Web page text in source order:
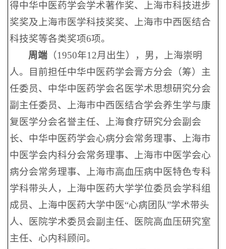
得中华中医药学会学术著作奖、上海市科技进步
奖奖及上海市医学科技奖奖、上海市中西医结合
科技奖等各类奖项6项。
周端 （1950年12月出生），男，上海崇明
人。目前担任中华中医药学会膏方分会（筹）主
任委员、中华中医药学会名医学术思想研究分会
副主任委员、上海市中西医结合学会养生学与康
复医学分会名誉主任、上海食疗研究分会副会
长、中华中医药学会心病分会常务理事、上海市
中医学会内科分会常务理事、上海市中医学会心
病分会常务理事、上海市高血压病中医特色专科
学科带头人，上海中医药大学学位委员会学科组
成员、上海中医药大学中医“心病团队”学术带头
人、医院学术委员会副主任、医院高血压研究室
主任、心内科顾问。